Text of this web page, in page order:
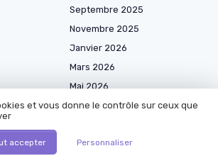
Septembre 2025
Novembre 2025
Janvier 2026
Mars 2026
Mai 2026
Juillet 2026
et vous donne le contrôle sur ceux que
accepter Personnaliser